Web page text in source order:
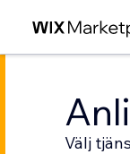
Välj